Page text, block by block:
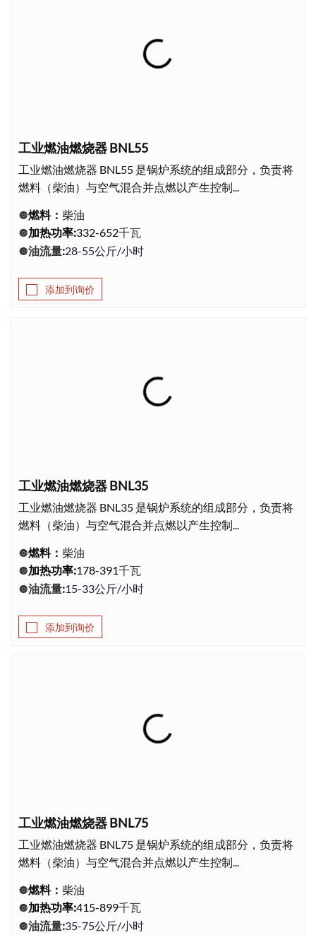
工业燃油燃烧器 BNL55
工业燃油燃烧器 BNL55 是锅炉系统的组成部分，负责将
燃料（柴油）与空气混合并点燃以产生控制...
🔘燃料： 柴油
🔘加热功率:332-652千瓦
🔘油流量:28-55公斤/小时
添加到询价
工业燃油燃烧器 BNL35
工业燃油燃烧器 BNL35 是锅炉系统的组成部分，负责将
燃料（柴油）与空气混合并点燃以产生控制...
🔘燃料： 柴油
🔘加热功率:178-391千瓦
🔘油流量:15-33公斤/小时
添加到询价
工业燃油燃烧器 BNL75
工业燃油燃烧器 BNL75 是锅炉系统的组成部分，负责将
燃料（柴油）与空气混合并点燃以产生控制...
🔘燃料： 柴油
🔘加热功率:415-899千瓦
🔘油流量:35-75公斤/小时